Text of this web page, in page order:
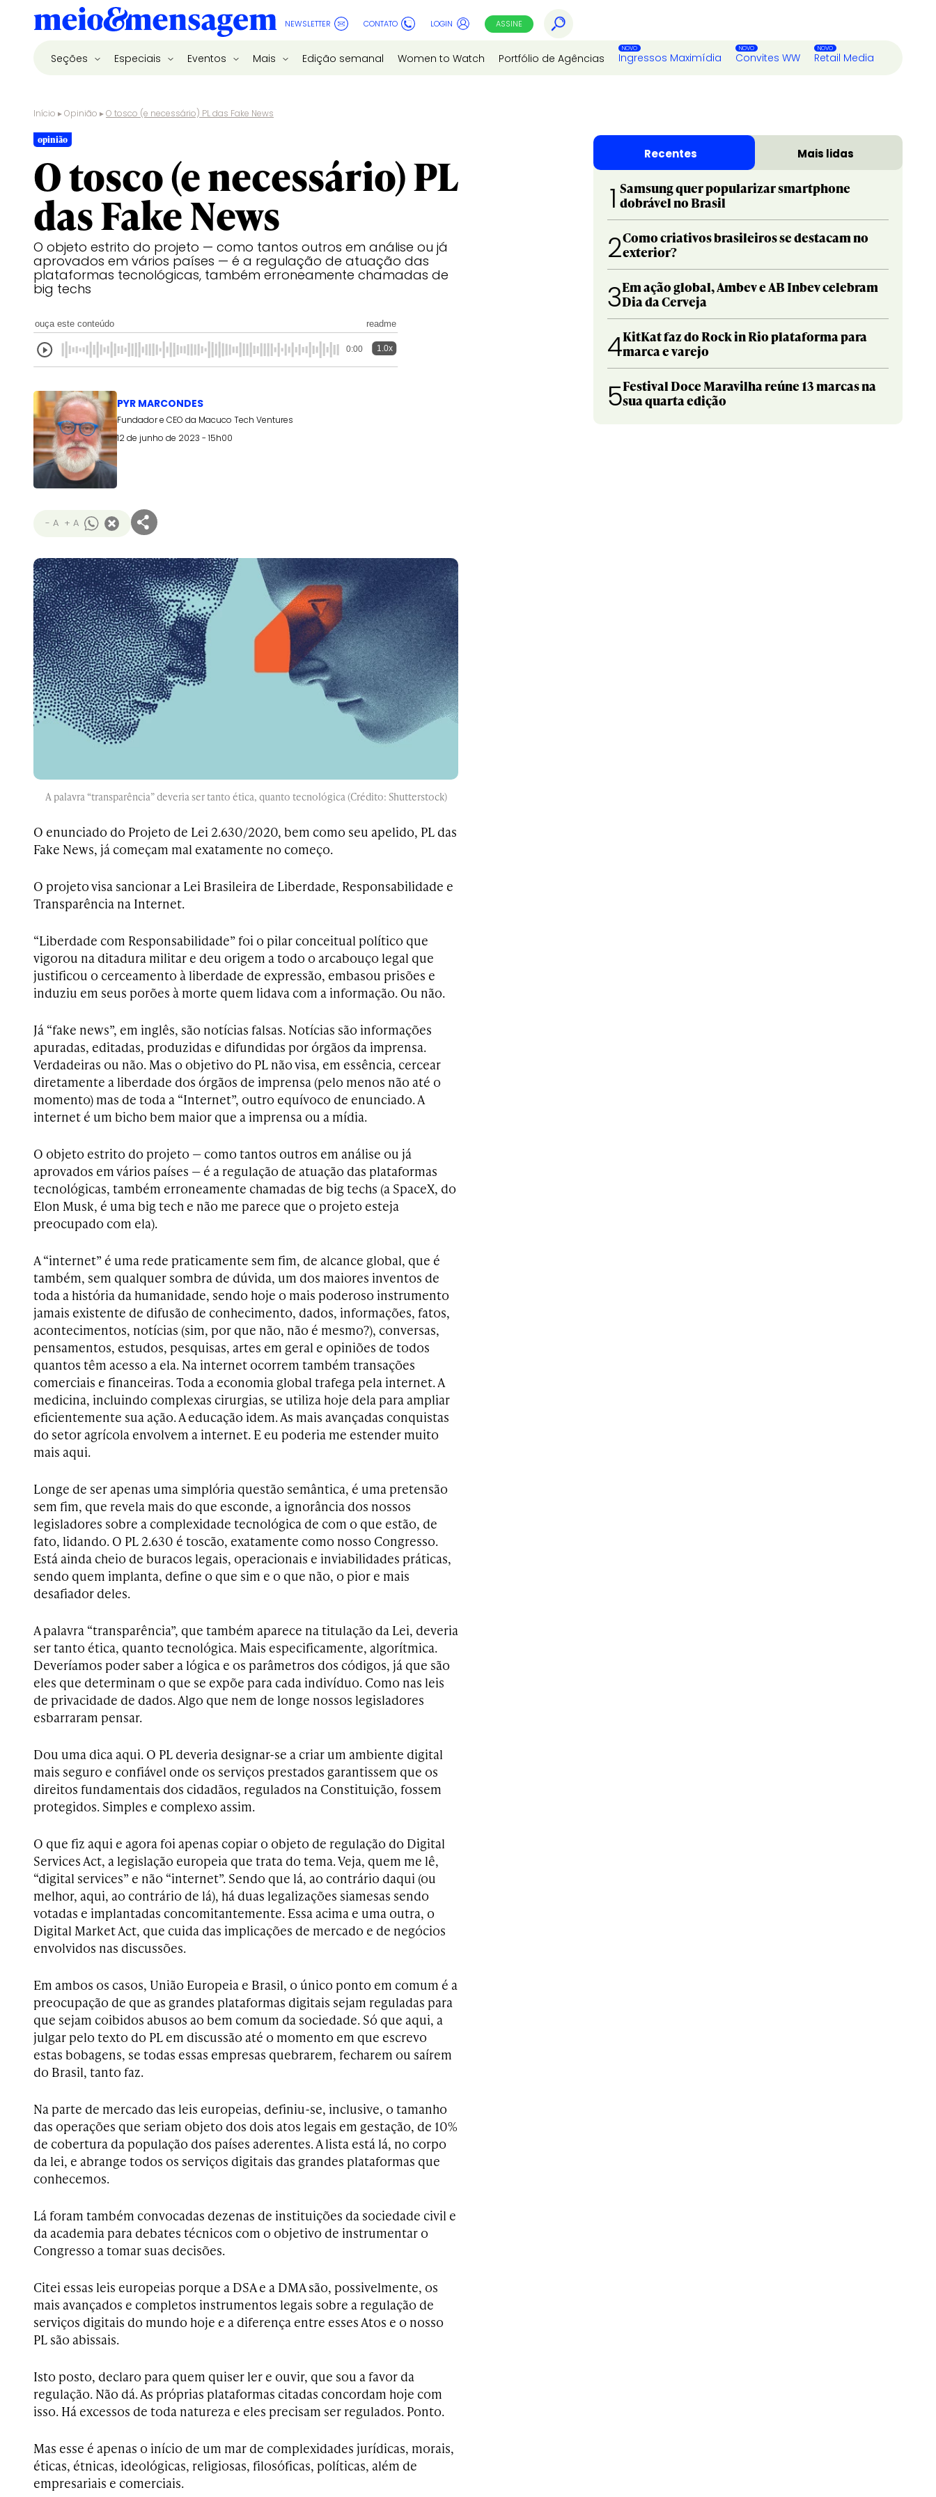
NEWSLETTER CONTATO LOGIN ASSINE
Seções Especiais Eventos Mais Edição semanal Women to Watch Portfólio de Agências Ingressos Maximídia Convites WW Retail Media
Início ▸Opinião ▸O tosco (e necessário) PL das Fake News
opinião
O tosco (e necessário) PL
das Fake News
O objeto estrito do projeto — como tantos outros em análise ou já
aprovados em vários países — é a regulação de atuação das
plataformas tecnológicas, também erroneamente chamadas de
big techs
ouça este conteúdo readme
0:00 1.0x
PYR MARCONDES
Fundador e CEO da Macuco Tech Ventures
12 de junho de 2023 - 15h00
- A + A
A palavra “transparência” deveria ser tanto ética, quanto tecnológica (Crédito: Shutterstock)
O enunciado do Projeto de Lei 2.630/2020, bem como seu apelido, PL das
Fake News, já começam mal exatamente no começo.
O projeto visa sancionar a Lei Brasileira de Liberdade, Responsabilidade e
Transparência na Internet.
“Liberdade com Responsabilidade” foi o pilar conceitual político que
vigorou na ditadura militar e deu origem a todo o arcabouço legal que
justificou o cerceamento à liberdade de expressão, embasou prisões e
induziu em seus porões à morte quem lidava com a informação. Ou não.
Já “fake news”, em inglês, são notícias falsas. Notícias são informações
apuradas, editadas, produzidas e difundidas por órgãos da imprensa.
Verdadeiras ou não. Mas o objetivo do PL não visa, em essência, cercear
diretamente a liberdade dos órgãos de imprensa (pelo menos não até o
momento) mas de toda a “Internet”, outro equívoco de enunciado. A
internet é um bicho bem maior que a imprensa ou a mídia.
O objeto estrito do projeto — como tantos outros em análise ou já
aprovados em vários países — é a regulação de atuação das plataformas
tecnológicas, também erroneamente chamadas de big techs (a SpaceX, do
Elon Musk, é uma big tech e não me parece que o projeto esteja
preocupado com ela).
A “internet” é uma rede praticamente sem fim, de alcance global, que é
também, sem qualquer sombra de dúvida, um dos maiores inventos de
toda a história da humanidade, sendo hoje o mais poderoso instrumento
jamais existente de difusão de conhecimento, dados, informações, fatos,
acontecimentos, notícias (sim, por que não, não é mesmo?), conversas,
pensamentos, estudos, pesquisas, artes em geral e opiniões de todos
quantos têm acesso a ela. Na internet ocorrem também transações
comerciais e financeiras. Toda a economia global trafega pela internet. A
medicina, incluindo complexas cirurgias, se utiliza hoje dela para ampliar
eficientemente sua ação. A educação idem. As mais avançadas conquistas
do setor agrícola envolvem a internet. E eu poderia me estender muito
mais aqui.
Longe de ser apenas uma simplória questão semântica, é uma pretensão
sem fim, que revela mais do que esconde, a ignorância dos nossos
legisladores sobre a complexidade tecnológica de com o que estão, de
fato, lidando. O PL 2.630 é toscão, exatamente como nosso Congresso.
Está ainda cheio de buracos legais, operacionais e inviabilidades práticas,
sendo quem implanta, define o que sim e o que não, o pior e mais
desafiador deles.
A palavra “transparência”, que também aparece na titulação da Lei, deveria
ser tanto ética, quanto tecnológica. Mais especificamente, algorítmica.
Deveríamos poder saber a lógica e os parâmetros dos códigos, já que são
eles que determinam o que se expõe para cada indivíduo. Como nas leis
de privacidade de dados. Algo que nem de longe nossos legisladores
esbarraram pensar.
Dou uma dica aqui. O PL deveria designar-se a criar um ambiente digital
mais seguro e confiável onde os serviços prestados garantissem que os
direitos fundamentais dos cidadãos, regulados na Constituição, fossem
protegidos. Simples e complexo assim.
O que fiz aqui e agora foi apenas copiar o objeto de regulação do Digital
Services Act, a legislação europeia que trata do tema. Veja, quem me lê,
“digital services” e não “internet”. Sendo que lá, ao contrário daqui (ou
melhor, aqui, ao contrário de lá), há duas legalizações siamesas sendo
votadas e implantadas concomitantemente. Essa acima e uma outra, o
Digital Market Act, que cuida das implicações de mercado e de negócios
envolvidos nas discussões.
Em ambos os casos, União Europeia e Brasil, o único ponto em comum é a
preocupação de que as grandes plataformas digitais sejam reguladas para
que sejam coibidos abusos ao bem comum da sociedade. Só que aqui, a
julgar pelo texto do PL em discussão até o momento em que escrevo
estas bobagens, se todas essas empresas quebrarem, fecharem ou saírem
do Brasil, tanto faz.
Na parte de mercado das leis europeias, definiu-se, inclusive, o tamanho
das operações que seriam objeto dos dois atos legais em gestação, de 10%
de cobertura da população dos países aderentes. A lista está lá, no corpo
da lei, e abrange todos os serviços digitais das grandes plataformas que
conhecemos.
Lá foram também convocadas dezenas de instituições da sociedade civil e
da academia para debates técnicos com o objetivo de instrumentar o
Congresso a tomar suas decisões.
Citei essas leis europeias porque a DSA e a DMA são, possivelmente, os
mais avançados e completos instrumentos legais sobre a regulação de
serviços digitais do mundo hoje e a diferença entre esses Atos e o nosso
PL são abissais.
Isto posto, declaro para quem quiser ler e ouvir, que sou a favor da
regulação. Não dá. As próprias plataformas citadas concordam hoje com
isso. Há excessos de toda natureza e eles precisam ser regulados. Ponto.
Mas esse é apenas o início de um mar de complexidades jurídicas, morais,
éticas, étnicas, ideológicas, religiosas, filosóficas, políticas, além de
empresariais e comerciais.
Recentes Mais lidas
1 Samsung quer popularizar smartphone
dobrável no Brasil
2Como criativos brasileiros se destacam no
exterior?
3Em ação global, Ambev e AB Inbev celebram
Dia da Cerveja
4KitKat faz do Rock in Rio plataforma para
marca e varejo
5Festival Doce Maravilha reúne 13 marcas na
sua quarta edição